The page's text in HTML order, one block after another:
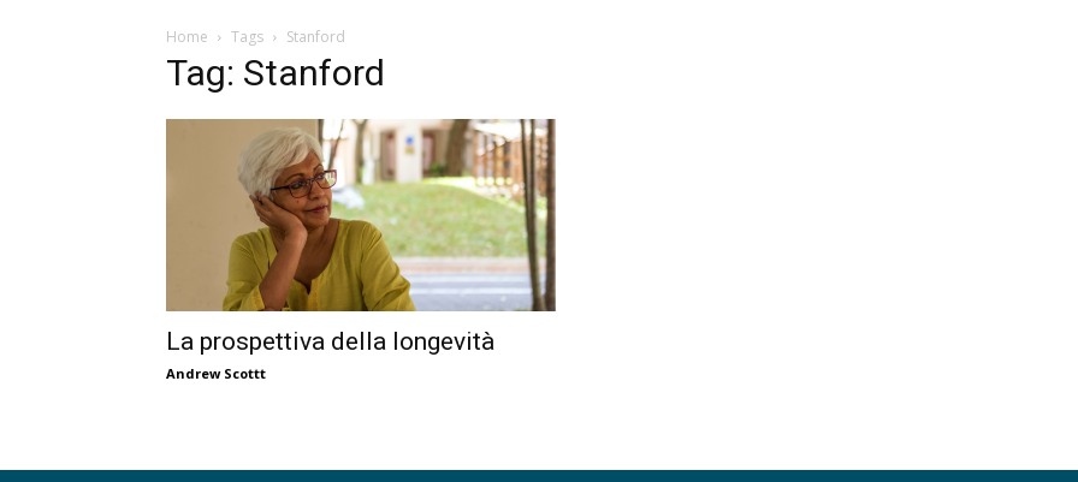
Home Tags Stanford
Tag: Stanford
La prospettiva della longevità
Andrew Scottt